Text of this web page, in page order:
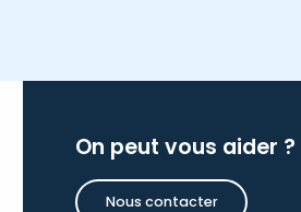
On peut vous aider ?
Nous contacter